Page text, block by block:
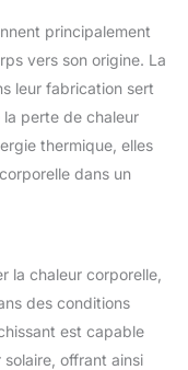
principalement
vers son origine. La
leur fabrication sert
perte de chaleur
thermique, elles
dans un
la chaleur corporelle,
des conditions
est capable
offrant ainsi